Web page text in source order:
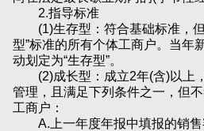
2.指导标准
(1)生存型：符合基础标准，但
型”标准的所有个体工商户。当年
动划定为“生存型”。
(2)成长型：成立2年(含)以上
管理，且满足下列条件之一，但
工商户：
A.上一年度年报中填报的销售